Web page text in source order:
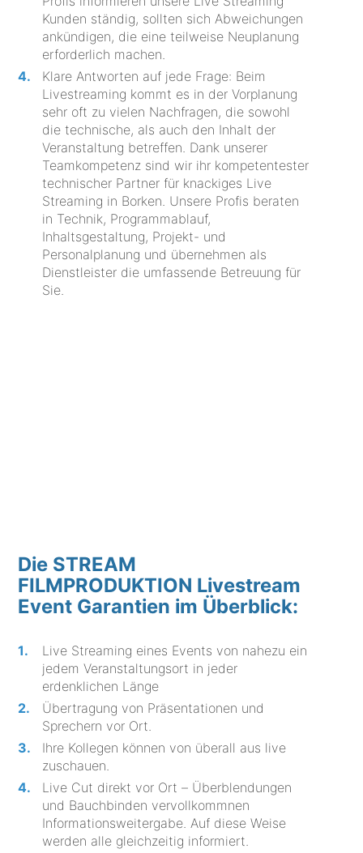
Kunden ständig, sollten sich Abweichungen
ankündigen, die eine teilweise Neuplanung
erforderlich machen.
Klare Antworten auf jede Frage: Beim
Livestreaming kommt es in der Vorplanung
sehr oft zu vielen Nachfragen, die sowohl
die technische, als auch den Inhalt der
Veranstaltung betreffen. Dank unserer
Teamkompetenz sind wir ihr kompetentester
technischer Partner für knackiges Live
Streaming in Borken. Unsere Profis beraten
in Technik, Programmablauf,
Inhaltsgestaltung, Projekt- und
Personalplanung und übernehmen als
Dienstleister die umfassende Betreuung für
Sie.
Die STREAM
FILMPRODUKTION Livestream
Event Garantien im Überblick:
Live Streaming eines Events von nahezu ein
jedem Veranstaltungsort in jeder
erdenklichen Länge
Übertragung von Präsentationen und
Sprechern vor Ort.
Ihre Kollegen können von überall aus live
zuschauen.
Live Cut direkt vor Ort – Überblendungen
und Bauchbinden vervollkommnen
Informationsweitergabe. Auf diese Weise
werden alle gleichzeitig informiert.